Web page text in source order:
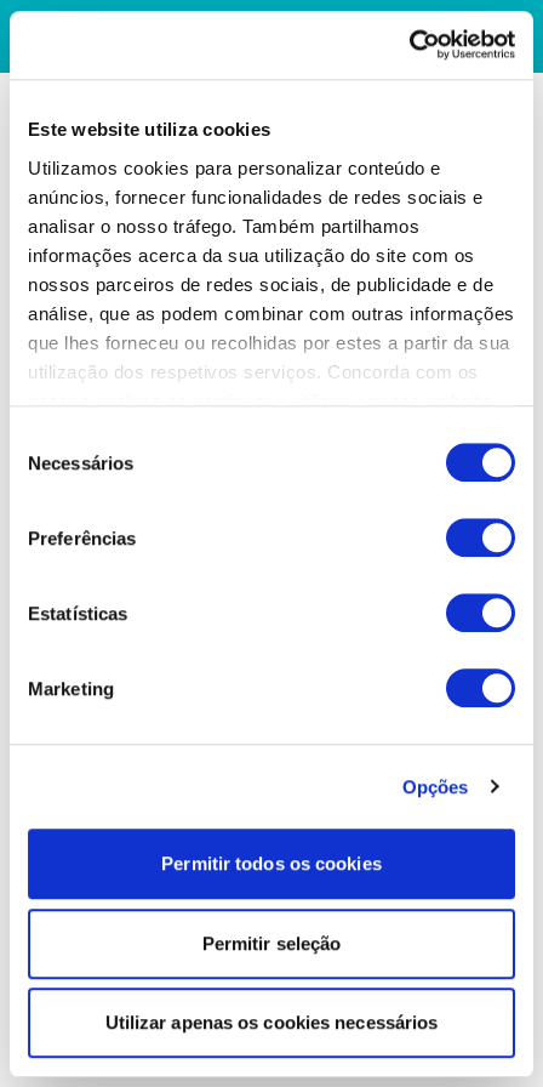
Este website utiliza cookies
Utilizamos cookies para personalizar conteúdo e
anúncios, fornecer funcionalidades de redes sociais e
analisar o nosso tráfego. Também partilhamos
informações acerca da sua utilização do site com os
nossos parceiros de redes sociais, de publicidade e de
análise, que as podem combinar com outras informações
que lhes forneceu ou recolhidas por estes a partir da sua
utilização dos respetivos serviços. Concorda com os
Necessários
Preferências
Estatísticas
Marketing
Opções
Permitir todos os cookies
Permitir seleção
Utilizar apenas os cookies necessários